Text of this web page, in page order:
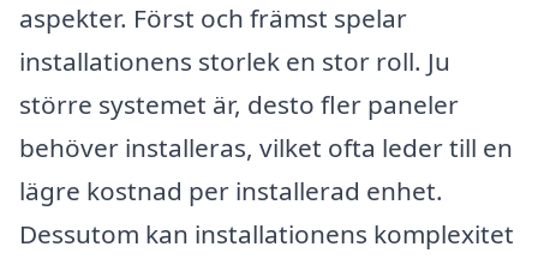
aspekter. Först och främst spelar
installationens storlek en stor roll. Ju
större systemet är, desto fler paneler
behöver installeras, vilket ofta leder till en
lägre kostnad per installerad enhet.
Dessutom kan installationens komplexitet